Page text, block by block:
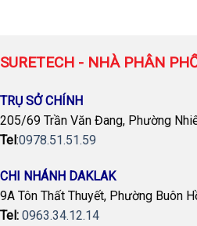
SURETECH - NHÀ PHÂN
TRỤ SỞ CHÍNH
205/69 Trần Văn Đang, Phường
Tel :0978.51.51.59
CHI NHÁNH DAKLAK
9A Tôn Thất Thuyết, Phường Buôn
Tel: 0963.34.12.14